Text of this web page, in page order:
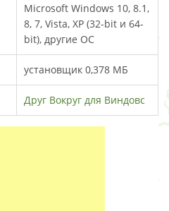
Microsoft Windows 10, 8.1,
8, 7, Vista, XP (32-bit и 64-
bit), другие ОС
установщик 0,378 МБ
Друг Вокруг для Виндовс